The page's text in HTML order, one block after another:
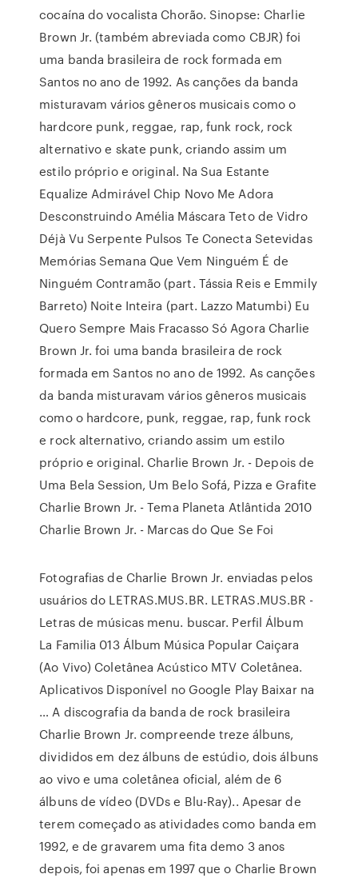
cocaína do vocalista Chorão. Sinopse: Charlie
Brown Jr. (também abreviada como CBJR) foi
uma banda brasileira de rock formada em
Santos no ano de 1992. As canções da banda
misturavam vários gêneros musicais como o
hardcore punk, reggae, rap, funk rock, rock
alternativo e skate punk, criando assim um
estilo próprio e original. Na Sua Estante
Equalize Admirável Chip Novo Me Adora
Desconstruindo Amélia Máscara Teto de Vidro
Déjà Vu Serpente Pulsos Te Conecta Setevidas
Memórias Semana Que Vem Ninguém É de
Ninguém Contramão (part. Tássia Reis e Emmily
Barreto) Noite Inteira (part. Lazzo Matumbi) Eu
Quero Sempre Mais Fracasso Só Agora Charlie
Brown Jr. foi uma banda brasileira de rock
formada em Santos no ano de 1992. As canções
da banda misturavam vários gêneros musicais
como o hardcore, punk, reggae, rap, funk rock
e rock alternativo, criando assim um estilo
próprio e original. Charlie Brown Jr. - Depois de
Uma Bela Session, Um Belo Sofá, Pizza e Grafite
Charlie Brown Jr. - Tema Planeta Atlântida 2010
Charlie Brown Jr. - Marcas do Que Se Foi
Fotografias de Charlie Brown Jr. enviadas pelos
usuários do LETRAS.MUS.BR. LETRAS.MUS.BR -
Letras de músicas menu. buscar. Perfil Álbum
La Familia 013 Álbum Música Popular Caiçara
(Ao Vivo) Coletânea Acústico MTV Coletânea.
Aplicativos Disponível no Google Play Baixar na
… A discografia da banda de rock brasileira
Charlie Brown Jr. compreende treze álbuns,
divididos em dez álbuns de estúdio, dois álbuns
ao vivo e uma coletânea oficial, além de 6
álbuns de vídeo (DVDs e Blu-Ray).. Apesar de
terem começado as atividades como banda em
1992, e de gravarem uma fita demo 3 anos
depois, foi apenas em 1997 que o Charlie Brown